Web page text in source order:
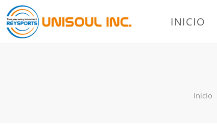
INICIO
Inicio